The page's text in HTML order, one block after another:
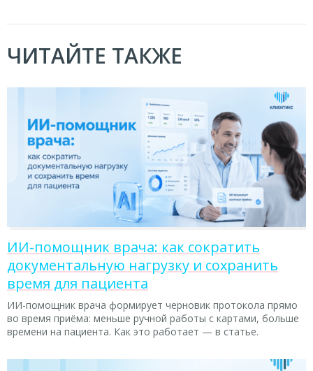
ЧИТАЙТЕ ТАКЖЕ
ИИ-помощник врача: как сократить
документальную нагрузку и сохранить
время для пациента
ИИ-помощник врача формирует черновик протокола прямо
во время приёма: меньше ручной работы с картами, больше
времени на пациента. Как это работает — в статье.